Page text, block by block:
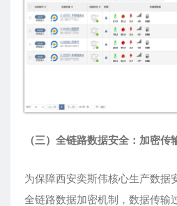
（三）全链路数据安全：加密传
为保障西安奕斯伟核心生产数据
全链路数据加密机制，数据传输